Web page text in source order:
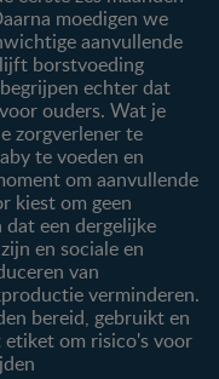
moedigen we
aanvullende
borstvoeding
echter dat
ouders. Wat je
zorgverlener te
te voeden en
om aanvullende
kiest om geen
een dergelijke
en sociale en
van
verminderen.
bereid, gebruikt en
etiket om risico's voor